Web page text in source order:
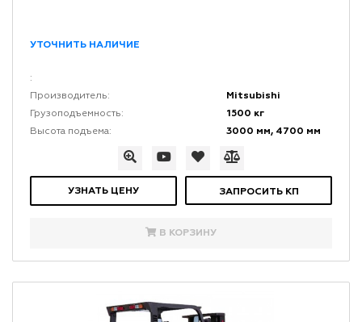
УТОЧНИТЬ НАЛИЧИЕ
:
Производитель:
Mitsubishi
Грузоподъемность: 1500 кг
Высота подъема: 3000 мм, 4700 мм
УЗНАТЬ ЦЕНУ ЗАПРОСИТЬ КП
В КОРЗИНУ